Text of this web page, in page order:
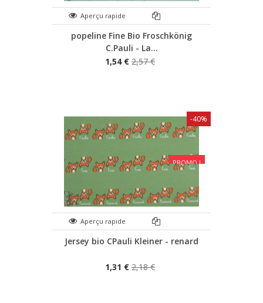
Aperçu rapide
popeline Fine Bio Froschkönig
C.Pauli - La...
1,54 € 2,57 €
PROMO !
Aperçu rapide
Jersey bio CPauli Kleiner - renard
1,31 € 2,18 €
-40%